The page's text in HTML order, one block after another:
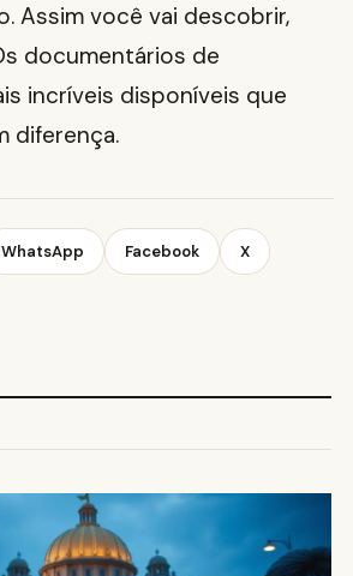
Assim você vai descobrir,
documentários de
incríveis disponíveis que
diferença.
WhatsApp Facebook X